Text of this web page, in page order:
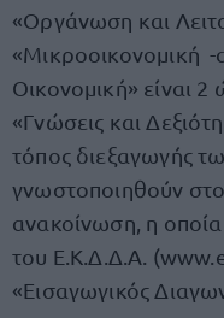
«Οργάνωση και
«Μικροοικονομική -
Οικονομική» είναι 2
«Γνώσεις και
τόπος διεξαγωγής
γνωστοποιηθούν
ανακοίνωση, η
του Ε.Κ.Δ.Δ.Α.
«Εισαγωγικός